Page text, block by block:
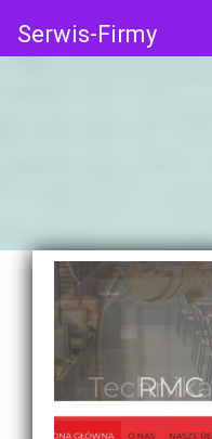
Serwis-Firmy